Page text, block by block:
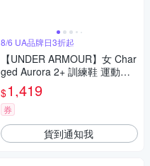
8/6 UA品牌日3折起
【UNDER ARMOUR】女 Char
ged Aurora 2+ 訓練鞋 運動鞋_
3025238-005
$1,419
券
貨到通知我